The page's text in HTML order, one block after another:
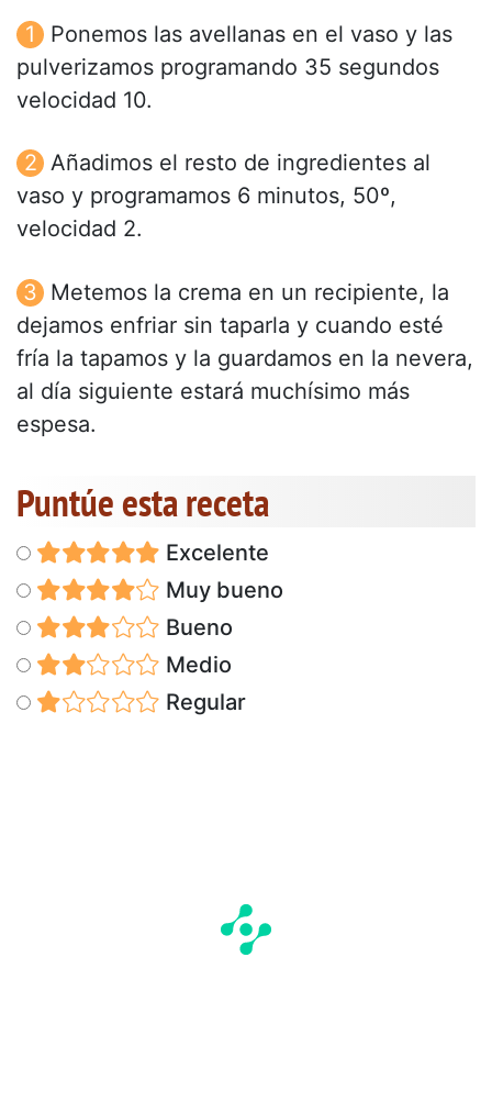
Ponemos las avellanas en el vaso y las
pulverizamos programando 35 segundos
velocidad 10.
Añadimos el resto de ingredientes al
vaso y programamos 6 minutos, 50º,
velocidad 2.
Metemos la crema en un recipiente, la
dejamos enfriar sin taparla y cuando esté
fría la tapamos y la guardamos en la nevera,
al día siguiente estará muchísimo más
espesa.
Puntúe esta receta
Excelente
Muy bueno
Bueno
Medio
Regular